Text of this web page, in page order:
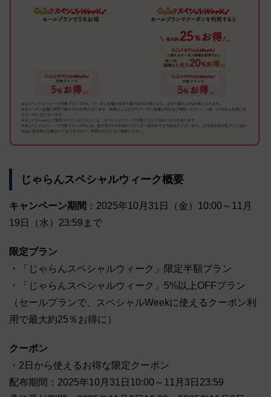
じゃらんスペシャルウィーク概要
キャンペーン期間 ：2025年10月31日（金）10:00～11月
19日（水）23:59まで
限定プラン
・「じゃらんスペシャルウィーク」限定半額プラン
・「じゃらんスペシャルウィーク」5%以上OFFプラン
（セールプランで、スペシャルWeekに使えるクーポン利
用で最大約25％お得に）
クーポン
・2日から使えるお得な限定クーポン
配布期間：2025年10月31日10:00～11月3日23:59